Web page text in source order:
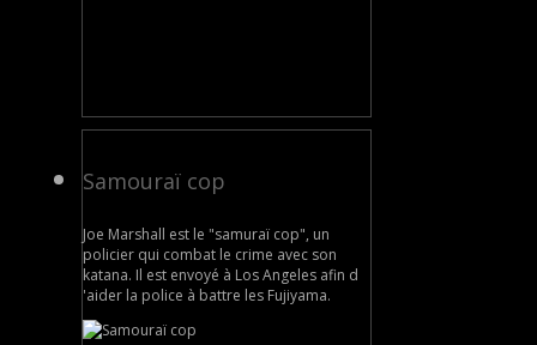
Samouraï cop
Joe Marshall est le "samuraï cop", un
policier qui combat le crime avec son
katana. Il est envoyé à Los Angeles afin d
'aider la police à battre les Fujiyama.